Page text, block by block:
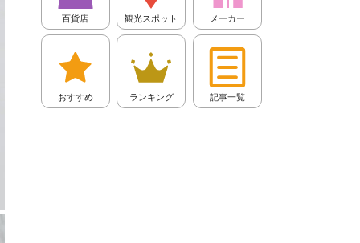
百貨店 観光スポット メーカー
おすすめ ランキング 記事一覧